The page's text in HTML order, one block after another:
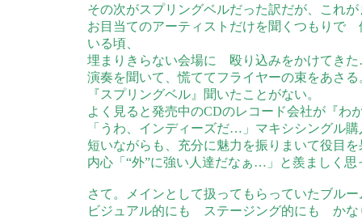
その次がスプリングベルだった訳だが、これ
お目当てのアーティストだけを聞くつもりで
いる頃、
埋まりきらない会場に 殴り込みをかけてき
演奏を聞いて、慌ててフライヤーの束をあさる
『スプリングベル』聞いたことがない。
よく見ると発売中のCDのレコード会社が『わ
「うわ、インディーズだ…」マキシシングル
短いながらも、充分に魅力を振りまいて役目
内心「“外”に強い人達だなぁ…」と羨ましく
さて。メインとして扱ってもらっていたブル
ビジュアル的にも ステージング的にも かな